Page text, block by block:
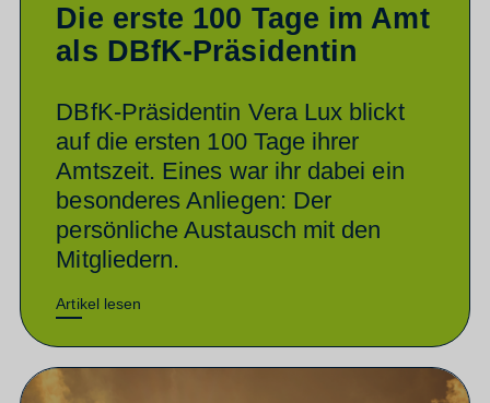
Die erste 100 Tage im Amt
als DBfK-Präsidentin
DBfK-Präsidentin Vera Lux blickt
auf die ersten 100 Tage ihrer
Amtszeit. Eines war ihr dabei ein
besonderes Anliegen: Der
persönliche Austausch mit den
Mitgliedern.
Artikel lesen